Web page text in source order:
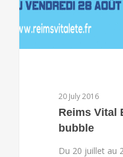
20 July 2016
Reims Vital
bubble
Du 20 juillet au